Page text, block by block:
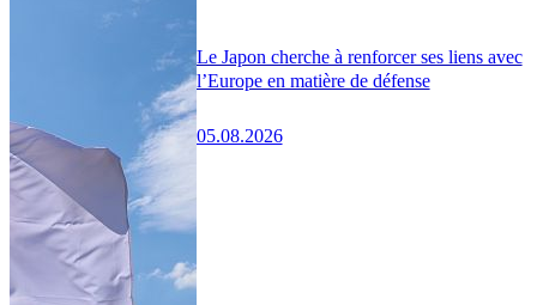
Le Japon cherche à renforcer ses liens avec
l’Europe en matière de défense
05.08.2026